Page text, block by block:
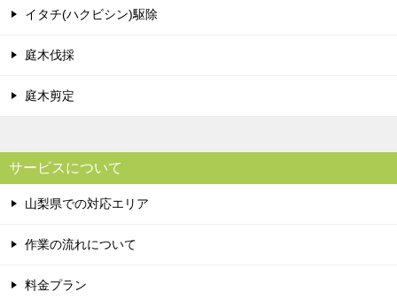
イタチ(ハクビシン)駆除
庭木伐採
庭木剪定
サービスについて
山梨県での対応エリア
作業の流れについて
料金プラン